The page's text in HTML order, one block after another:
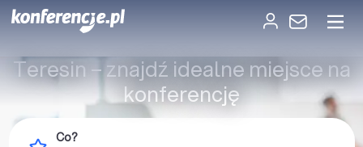
Teresin – znajdź idealne miejsce na
konferencję
Co?